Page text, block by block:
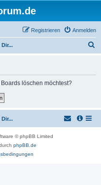
Anmelden
Registrieren
löschen möchtest?
© phpBB Limited
phpBB.de